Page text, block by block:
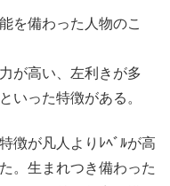
を備わった人物のこ
が高い、左利きが多
いった特徴がある。
徴が凡人よりﾚﾍﾞﾙが高
。生まれつき備わった